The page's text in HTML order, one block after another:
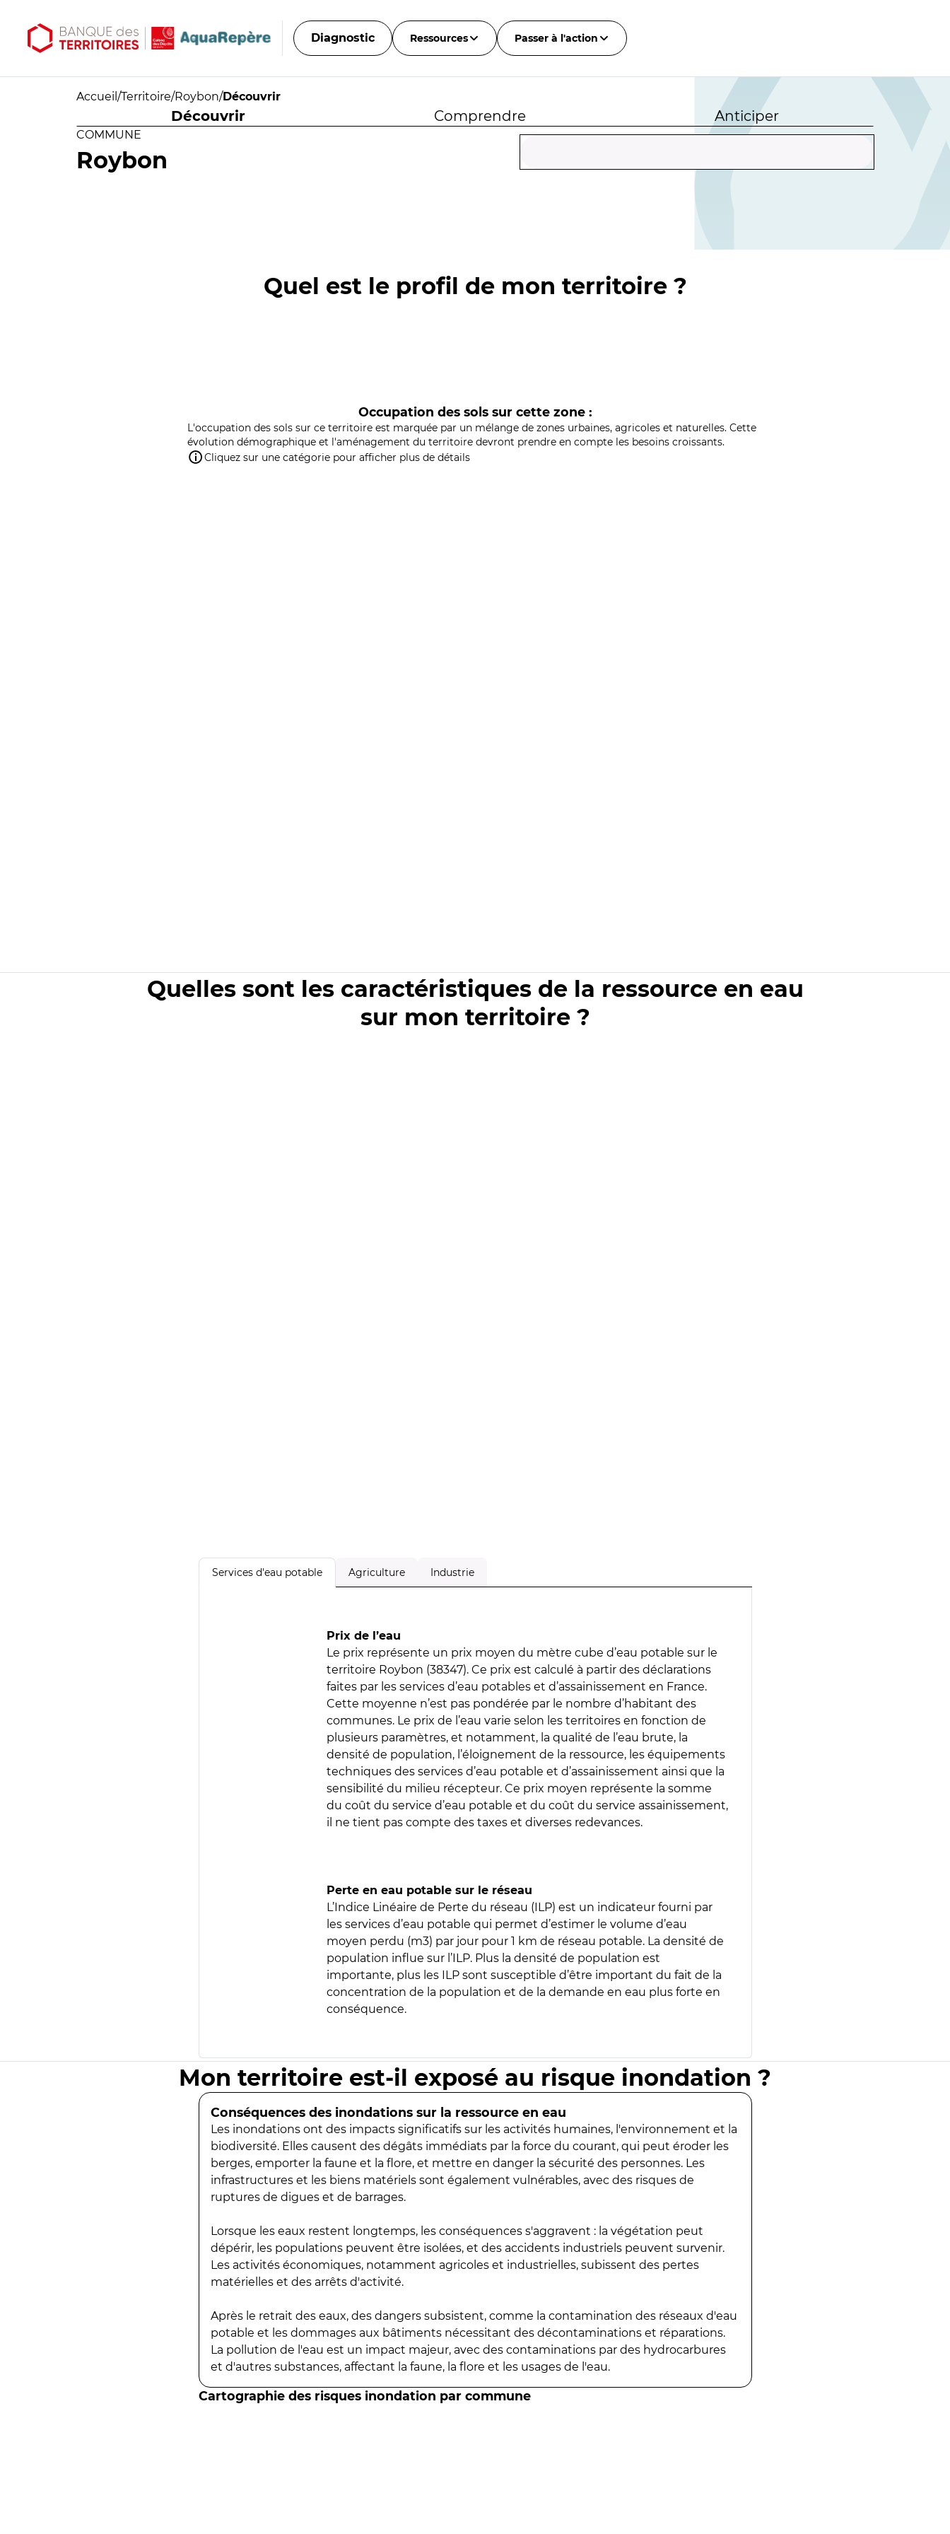
Diagnostic Ressources Passer à l'action
Accueil /Territoire/Roybon/Découvrir
Découvrir Comprendre Anticiper
COMMUNE
Roybon
Quel est le profil de mon territoire ?
Occupation des sols sur cette zone :
L'occupation des sols sur ce territoire est marquée par un mélange de zones urbaines, agricoles et naturelles. Cette
évolution démographique et l'aménagement du territoire devront prendre en compte les besoins croissants.
Cliquez sur une catégorie pour afficher plus de détails
Quelles sont les caractéristiques de la ressource en eau
sur mon territoire ?
Services d'eau potable Agriculture Industrie
Prix de l’eau
Le prix représente un prix moyen du mètre cube d’eau potable sur le
territoire Roybon (38347). Ce prix est calculé à partir des déclarations
faites par les services d’eau potables et d’assainissement en France.
Cette moyenne n’est pas pondérée par le nombre d’habitant des
communes. Le prix de l’eau varie selon les territoires en fonction de
plusieurs paramètres, et notamment, la qualité de l’eau brute, la
densité de population, l’éloignement de la ressource, les équipements
techniques des services d’eau potable et d’assainissement ainsi que la
sensibilité du milieu récepteur. Ce prix moyen représente la somme
du coût du service d’eau potable et du coût du service assainissement,
il ne tient pas compte des taxes et diverses redevances.
Perte en eau potable sur le réseau
L’Indice Linéaire de Perte du réseau (ILP) est un indicateur fourni par
les services d’eau potable qui permet d’estimer le volume d’eau
moyen perdu (m3) par jour pour 1 km de réseau potable. La densité de
population influe sur l’ILP. Plus la densité de population est
importante, plus les ILP sont susceptible d’être important du fait de la
concentration de la population et de la demande en eau plus forte en
conséquence.
Mon territoire est-il exposé au risque inondation ?
Conséquences des inondations sur la ressource en eau
Les inondations ont des impacts significatifs sur les activités humaines, l'environnement et la
biodiversité. Elles causent des dégâts immédiats par la force du courant, qui peut éroder les
berges, emporter la faune et la flore, et mettre en danger la sécurité des personnes. Les
infrastructures et les biens matériels sont également vulnérables, avec des risques de
ruptures de digues et de barrages.
Lorsque les eaux restent longtemps, les conséquences s'aggravent : la végétation peut
dépérir, les populations peuvent être isolées, et des accidents industriels peuvent survenir.
Les activités économiques, notamment agricoles et industrielles, subissent des pertes
matérielles et des arrêts d'activité.
Après le retrait des eaux, des dangers subsistent, comme la contamination des réseaux d'eau
potable et les dommages aux bâtiments nécessitant des décontaminations et réparations.
La pollution de l'eau est un impact majeur, avec des contaminations par des hydrocarbures
et d'autres substances, affectant la faune, la flore et les usages de l'eau.
Cartographie des risques inondation par commune